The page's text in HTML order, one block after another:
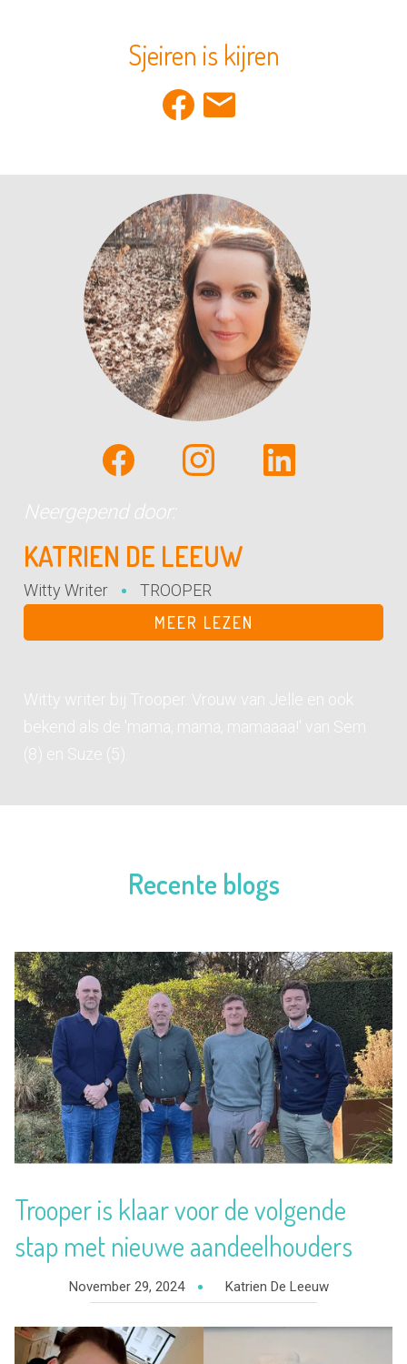
Sjeiren is kijren
Neergepend door:
KATRIEN DE LEEUW
Witty Writer TROOPER
MEER LEZEN
Witty writer bij Trooper. Vrouw van Jelle en ook
bekend als de 'mama, mama, mamaaaa!' van Sem
(8) en Suze (5).
Recente blogs
Trooper is klaar voor de volgende
stap met nieuwe aandeelhouders
November 29, 2024 Katrien De Leeuw